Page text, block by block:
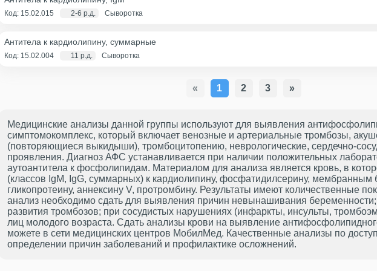
Код: 15.02.015 2-6 р.д. Сыворотка
Антитела к кардиолипину, суммарные
Код: 15.02.004 11 р.д. Сыворотка
« 1 2 3 »
Медицинские анализы данной группы используют для выявления
симптомокомплекс, который включает венозные и артериальные тромбозы,
(повторяющиеся выкидыши), тромбоцитопению, неврологические, сердечно-
проявления. Диагноз АФС устанавливается при наличии положительных
аутоантитела к фосфолипидам. Материалом для анализа является кровь, в
(классов IgM, IgG, суммарных) к кардиолипину, фосфатидилсерину,
гликопротеину, аннексину V, протромбину. Результаты имеют количественные
анализ необходимо сдать для выявления причин невынашивания беременности;
развития тромбозов; при сосудистых нарушениях (инфаркты, инсульты,
лиц молодого возраста. Сдать анализы крови на выявление
можете в сети медицинских центров МобилМед. Качественные анализы по
определении причин заболеваний и профилактике осложнений.